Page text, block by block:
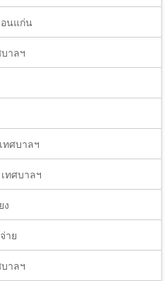
นแก่น
าลฯ
ทศบาลฯ
ทศบาลฯ
ง
าย
าลฯ